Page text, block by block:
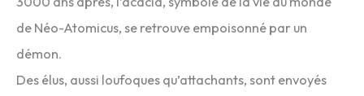
de Néo-Atomicus, se retrouve empoisonné par un
démon.
Des élus, aussi loufoques qu’attachants, sont envoyés